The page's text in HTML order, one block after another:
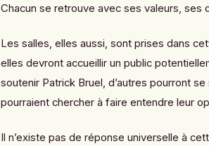
Chacun se retrouve avec ses valeurs, ses
Les salles, elles aussi, sont prises dans
elles devront accueillir un public
soutenir Patrick Bruel, d’autres pourront
pourraient chercher à faire entendre leur
Il n’existe pas de réponse universelle à